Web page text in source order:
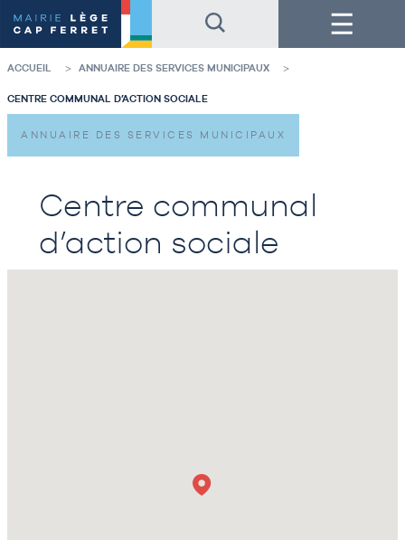
au
contenu
de
la
au
pied
de
page
Menu
ACCUEIL ANNUAIRE DES SERVICES MUNICIPAUX
CENTRE COMMUNAL D’ACTION SOCIALE
Centre communal
d’action sociale
ANNUAIRE DES SERVICES MUNICIPAUX